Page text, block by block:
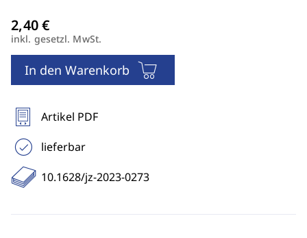
inkl. gesetzl. MwSt.
In den Warenkorb
Artikel PDF
lieferbar
10.1628/jz-2023-0273